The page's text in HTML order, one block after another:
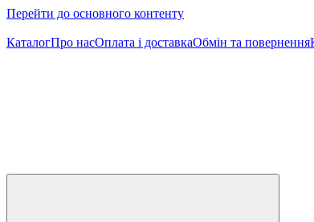
Перейти до основного контенту
КаталогПро насОплата і доставкаОбмін та повернення